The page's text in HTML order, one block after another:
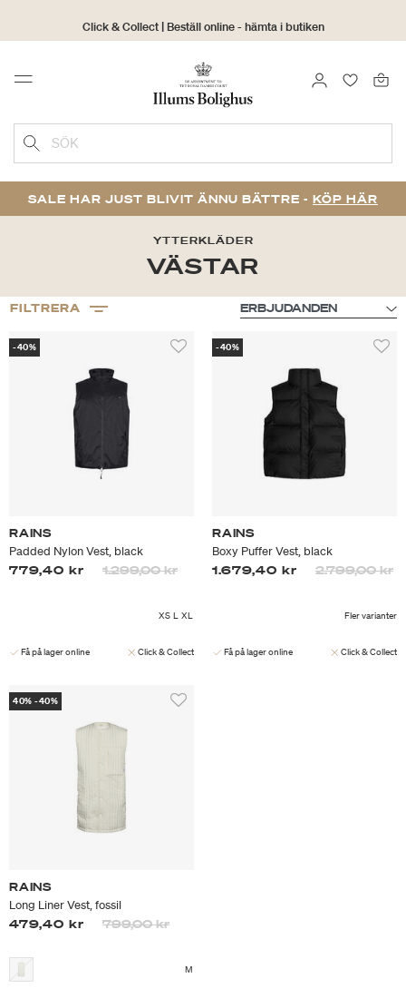
Click & Collect | Beställ online - hämta i butiken
30 dagars returrätt
Menu LOGGA IN
SÖK
SALE HAR JUST BLIVIT ÄNNU BÄTTRE - KÖP HÄR
YTTERKLÄDER
VÄSTAR
FILTRERA
-40%
RAINS
Padded Nylon Vest, black
779,40 kr
Priset är nedsatt från
1.299,00 krtill
XS L XL
Få på lager online Click & Collect
-40%
RAINS
Boxy Puffer Vest, black
1.679,40 kr
Priset är
2.799,00 krtill
Fler varianter
Få på lager online Click & Collect
40% -40%
RAINS
Long Liner Vest, fossil
479,40 kr
Priset är nedsatt från
799,00 krtill
M